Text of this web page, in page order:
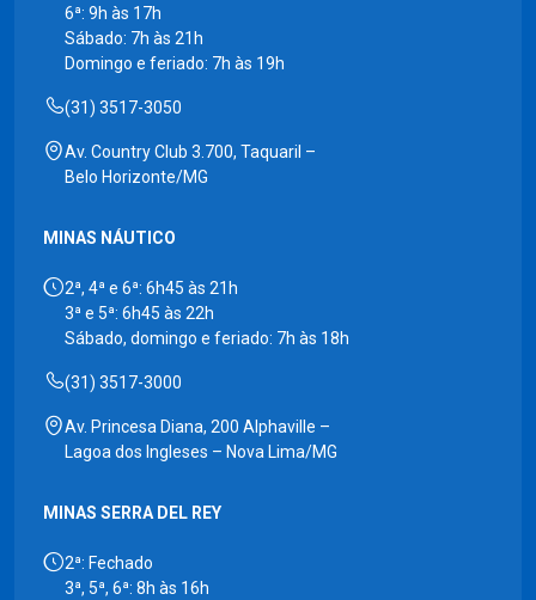
6ª: 9h às 17h
Sábado: 7h às 21h
Domingo e feriado: 7h às 19h
(31) 3517-3050
Av. Country Club 3.700, Taquaril –
Belo Horizonte/MG
MINAS NÁUTICO
2ª, 4ª e 6ª: 6h45 às 21h
3ª e 5ª: 6h45 às 22h
Sábado, domingo e feriado: 7h às 18h
(31) 3517-3000
Av. Princesa Diana, 200 Alphaville –
Lagoa dos Ingleses – Nova Lima/MG
MINAS SERRA DEL REY
2ª: Fechado
3ª, 5ª, 6ª: 8h às 16h